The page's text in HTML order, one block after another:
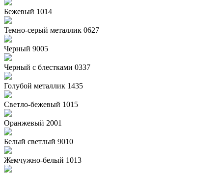
Бежевый 1014
Темно-серый металлик 0627
Черный 9005
Черный с блестками 0337
Голубой металлик 1435
Светло-бежевый 1015
Оранжевый 2001
Белый светлый 9010
Жемчужно-белый 1013